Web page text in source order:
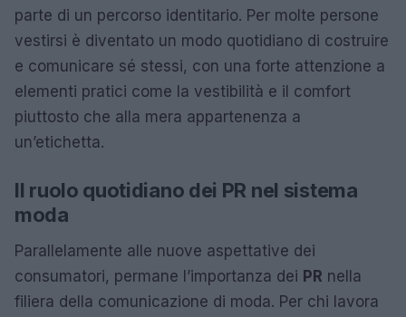
parte di un percorso identitario. Per molte persone
vestirsi è diventato un modo quotidiano di costruire
e comunicare sé stessi, con una forte attenzione a
elementi pratici come la vestibilità e il comfort
piuttosto che alla mera appartenenza a
un’etichetta.
Il ruolo quotidiano dei PR nel sistema
moda
Parallelamente alle nuove aspettative dei
consumatori, permane l’importanza dei PR nella
filiera della comunicazione di moda. Per chi lavora